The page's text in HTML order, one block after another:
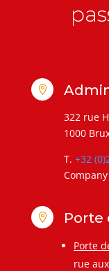

322 rue
1000
T. +32
 Porte
Porte
rue